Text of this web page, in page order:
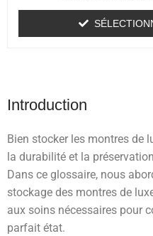
Introduction
Bien stocker les montres de
la durabilité et la
Dans ce glossaire, nous
stockage des montres de
aux soins nécessaires pour
parfait état.